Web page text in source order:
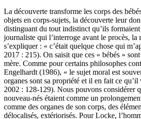
La découverte transforme les corps des
objets en corps-sujets, la découverte leur
distinguant du tout indistinct qu’ils
journaliste qui l’interroge avant le procès, la
s’expliquer : « c’était quelque chose qui
2017 : 215). On saisit que ces « bébés »
mère. Comme pour certains philosophes
Engelhardt (1986), « le sujet moral est
organes sont sa propriété et il en fait ce
2002 : 128-129). Nous pouvons considérer
nouveau-nés étaient comme un
comme des organes de son corps, des
délocalisés, extériorisés. Pour Locke,